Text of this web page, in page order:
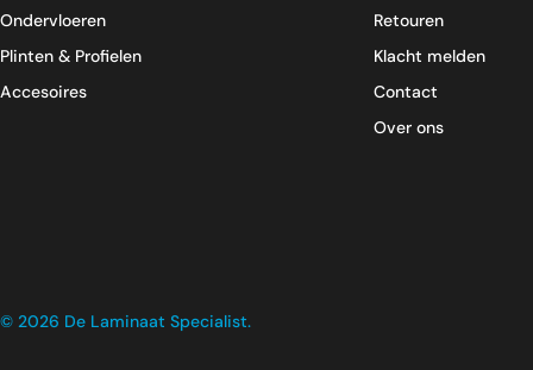
✔ Perfect in combinatie met vloerverwarming
✔ Leverbaar in diverse kleuren, structuren en formaten
Laat je inspireren door ons ruime aanbod PVC vloeren
Ondervloeren
Plinten & Profielen
Accesoires
Retouren
Klacht melden
Contact
Over ons
© 2026 De Laminaat Specialist.